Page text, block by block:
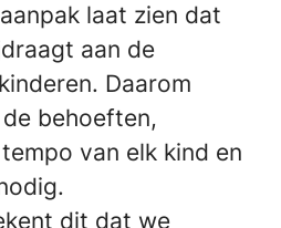
laat zien dat
aan de
Daarom
behoeften,
van elk kind en
dit dat we